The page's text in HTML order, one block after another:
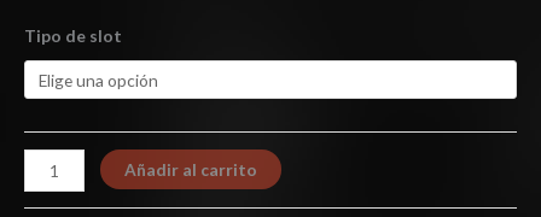
Tipo de slot
Añadir al carrito